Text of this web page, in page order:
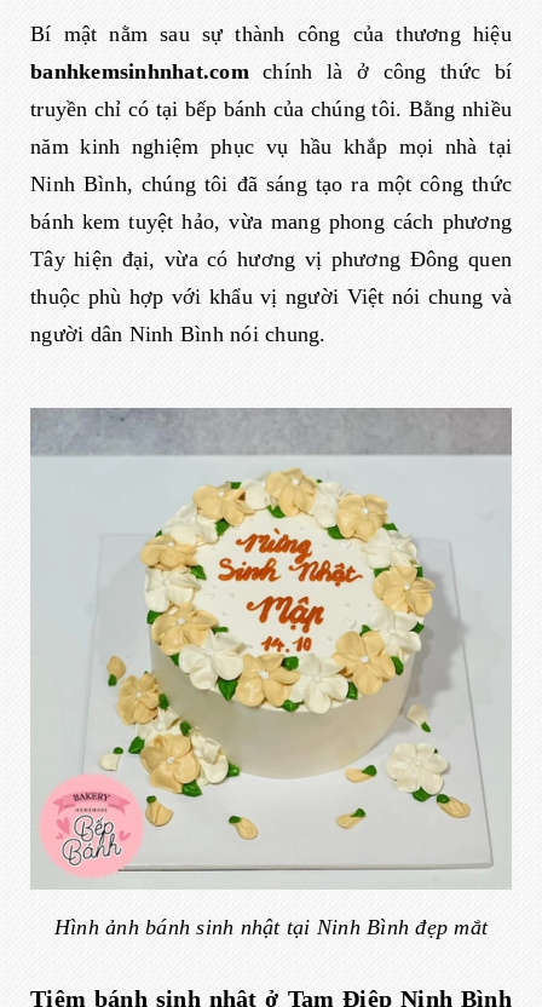
Bí mật nằm sau sự thành công của thương hiệu
banhkemsinhnhat.comchính là ở công thức bí
truyền chỉ có tại bếp bánh của chúng tôi. Bằng nhiều
năm kinh nghiệm phục vụ hầu khắp mọi nhà tại
Ninh Bình, chúng tôi đã sáng tạo ra một công thức
bánh kem tuyệt hảo, vừa mang phong cách phương
Tây hiện đại, vừa có hương vị phương Đông quen
thuộc phù hợp với khẩu vị người Việt nói chung và
người dân Ninh Bình nói chung.
Hình ảnh bánh sinh nhật tại Ninh Bình đẹp mắt
Tiệm bánh sinh nhật ở Tam Điệp Ninh Bình